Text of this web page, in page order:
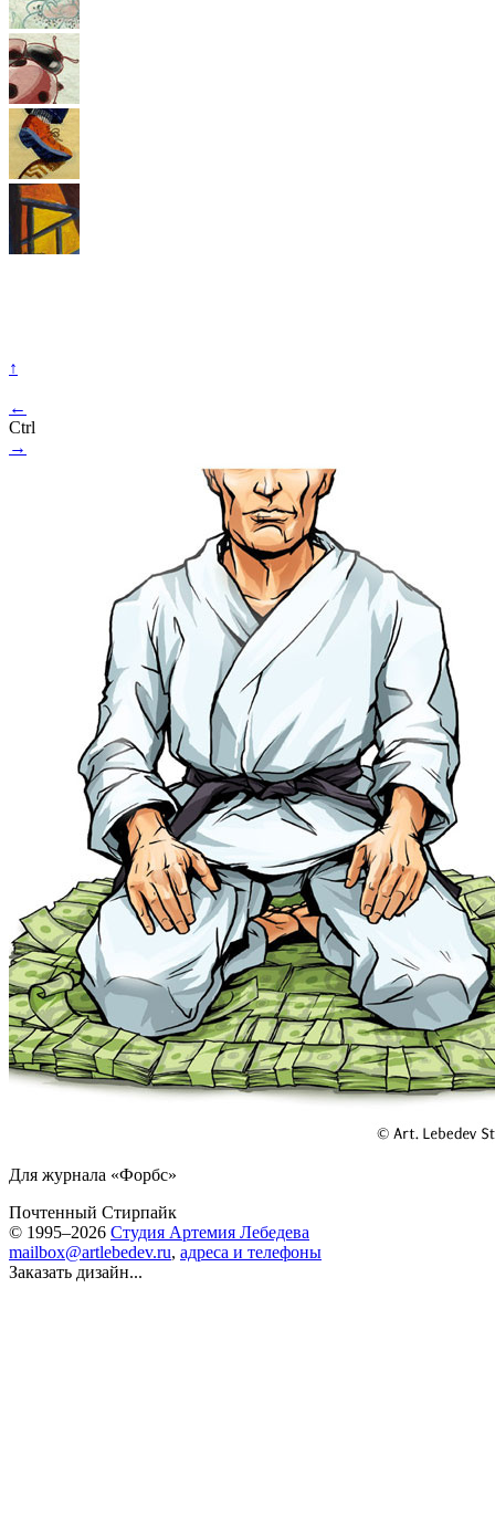
↑
←
Ctrl
→
Для журнала «Форбс»
Почтенный Стирпайк
© 1995–2026 Студия Артемия Лебедева
mailbox@artlebedev.ru, адреса и телефоны
Заказать дизайн...